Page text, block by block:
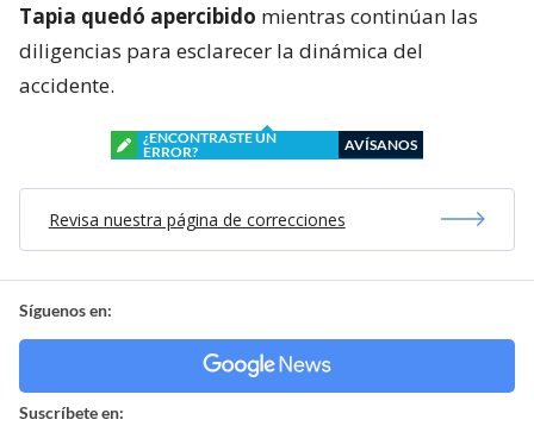
Tapia quedó apercibido mientras continúan las
diligencias para esclarecer la dinámica del
accidente.
¿ENCONTRASTE UN
ERROR?
AVÍSANOS
Revisa nuestra página de correcciones
Síguenos en:
Suscríbete en: